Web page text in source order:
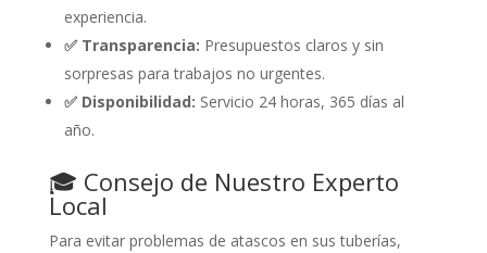
experiencia.
✅ Transparencia: Presupuestos claros y sin
sorpresas para trabajos no urgentes.
✅ Disponibilidad: Servicio 24 horas, 365 días al
año.
🎓 Consejo de Nuestro Experto
Local
Para evitar problemas de atascos en sus tuberías,